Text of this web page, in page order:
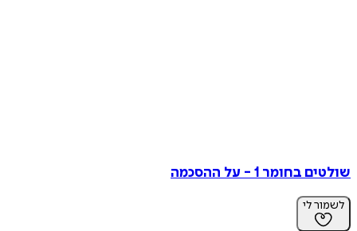
שולטים בחומר 1 - על ההסכמה
לשמור לי